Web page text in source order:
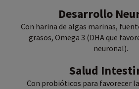
Desarrollo
Con harina de algas marinas,
grasos, Omega 3 (DHA que
neuronal).
Salud
Con probióticos para favorecer